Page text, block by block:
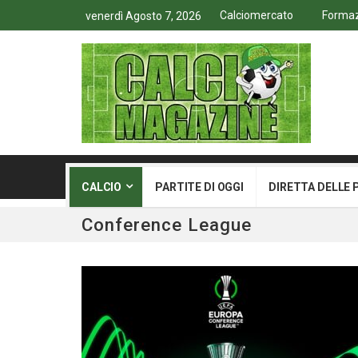
venerdì Agosto 7, 2026 Calciomercato
CALCIO PARTITE DI OGGI DIRETTA DELLE
Conference League